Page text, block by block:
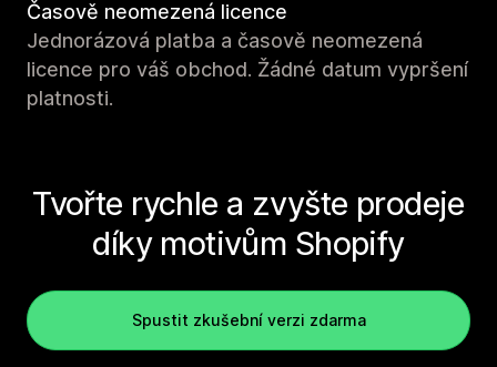
Časově neomezená licence
Jednorázová platba a časově neomezená
licence pro váš obchod. Žádné datum vypršení
platnosti.
Tvořte rychle a zvyšte prodeje
díky motivům Shopify
Spustit zkušební verzi zdarma